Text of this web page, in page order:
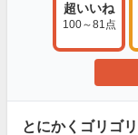
超いいね
100～81点
とにかくゴリゴ